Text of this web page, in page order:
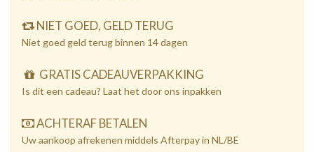
NIET GOED, GELD TERUG
Niet goed geld terug binnen 14 dagen
GRATIS CADEAUVERPAKKING
Is dit een cadeau? Laat het door ons inpakken
ACHTERAF BETALEN
Uw aankoop afrekenen middels Afterpay in NL/BE